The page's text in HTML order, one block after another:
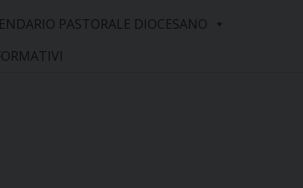
PASTORALE DIOCESANO